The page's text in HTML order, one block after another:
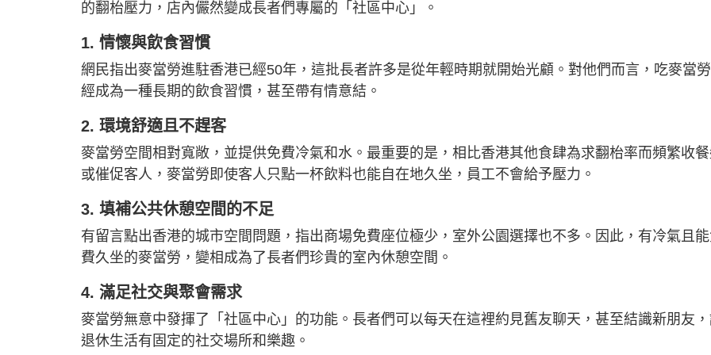
的翻枱壓力，店內儼然變成長者們專屬的「社區中心」。
1. 情懷與飲食習慣
網民指出麥當勞進駐香港已經50年，這批長者許多是從年輕時期就開始光顧。對他們而言，吃麥當
經成為一種長期的飲食習慣，甚至帶有情意結。
2. 環境舒適且不趕客
麥當勞空間相對寬敞，並提供免費冷氣和水。最重要的是，相比香港其他食肆為求翻枱率而頻繁收
或催促客人，麥當勞即使客人只點一杯飲料也能自在地久坐，員工不會給予壓力。
3. 填補公共休憩空間的不足
有留言點出香港的城市空間問題，指出商場免費座位極少，室外公園選擇也不多。因此，有冷氣且
費久坐的麥當勞，變相成為了長者們珍貴的室內休憩空間。
4. 滿足社交與聚會需求
麥當勞無意中發揮了「社區中心」的功能。長者們可以每天在這裡約見舊友聊天，甚至結識新朋友
退休生活有固定的社交場所和樂趣。